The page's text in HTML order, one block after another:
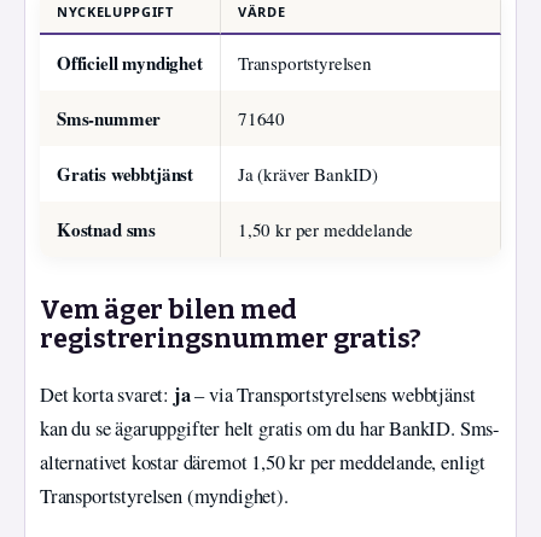
NYCKELUPPGIFT VÄRDE
Officiell myndighet Transportstyrelsen
Sms-nummer 71640
Gratis webbtjänst Ja (kräver BankID)
Kostnad sms 1,50 kr per meddelande
Vem äger bilen med
registreringsnummer gratis?
Det korta svaret: ja– via Transportstyrelsens webbtjänst
kan du se ägaruppgifter helt gratis om du har BankID. Sms-
alternativet kostar däremot 1,50 kr per meddelande, enligt
Transportstyrelsen (myndighet).